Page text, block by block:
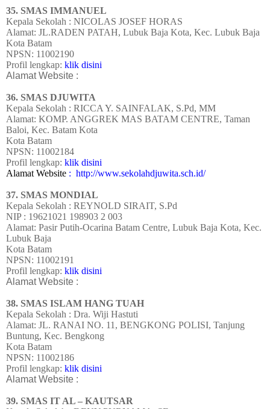
35. SMAS IMMANUEL
Kepala Sekolah : NICOLAS JOSEF HORAS
Alamat: JL.RADEN PATAH, Lubuk Baja Kota, Kec. Lubuk Baja
Kota Batam
NPSN: 11002190
Profil lengkap: klik disini
Alamat Website :
36. SMAS DJUWITA
Kepala Sekolah : RICCA Y. SAINFALAK, S.Pd, MM
Alamat: KOMP. ANGGREK MAS BATAM CENTRE, Taman
Baloi, Kec. Batam Kota
Kota Batam
NPSN: 11002184
Profil lengkap: klik disini
Alamat Website : http://www.sekolahdjuwita.sch.id/
37. SMAS MONDIAL
Kepala Sekolah : REYNOLD SIRAIT, S.Pd
NIP : 19621021 198903 2 003
Alamat: Pasir Putih-Ocarina Batam Centre, Lubuk Baja Kota, Kec.
Lubuk Baja
Kota Batam
NPSN: 11002191
Profil lengkap: klik disini
Alamat Website :
38. SMAS ISLAM HANG TUAH
Kepala Sekolah : Dra. Wiji Hastuti
Alamat: JL. RANAI NO. 11, BENGKONG POLISI, Tanjung
Buntung, Kec. Bengkong
Kota Batam
NPSN: 11002186
Profil lengkap: klik disini
Alamat Website :
39. SMAS IT AL – KAUTSAR